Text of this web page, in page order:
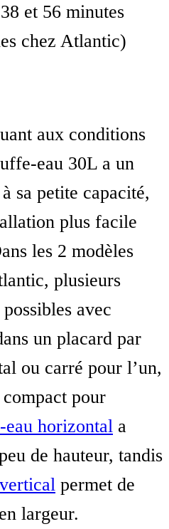
et 56 minutes
chez Atlantic)
aux conditions
eau 30L a un
sa petite capacité,
plus facile
les 2 modèles
plusieurs
avec
un placard par
ou carré pour l’un,
pour
eau horizontal a
de hauteur, tandis
permet de
largeur.